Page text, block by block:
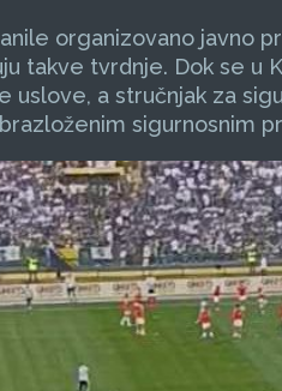
organizovano
takve tvrdnje. Dok se u
a stručnjak za
sigurnosnim